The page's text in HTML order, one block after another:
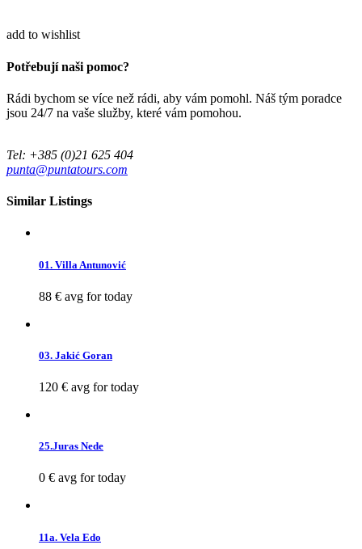
add to wishlist
Potřebují naši pomoc?
Rádi bychom se více než rádi, aby vám pomohl. Náš tým poradce
jsou 24/7 na vaše služby, které vám pomohou.
Tel: +385 (0)21 625 404
punta@puntatours.com
Similar Listings
01. Villa Antunović
88 € avg for today
03. Jakić Goran
120 € avg for today
25.Juras Nede
0 € avg for today
11a. Vela Edo